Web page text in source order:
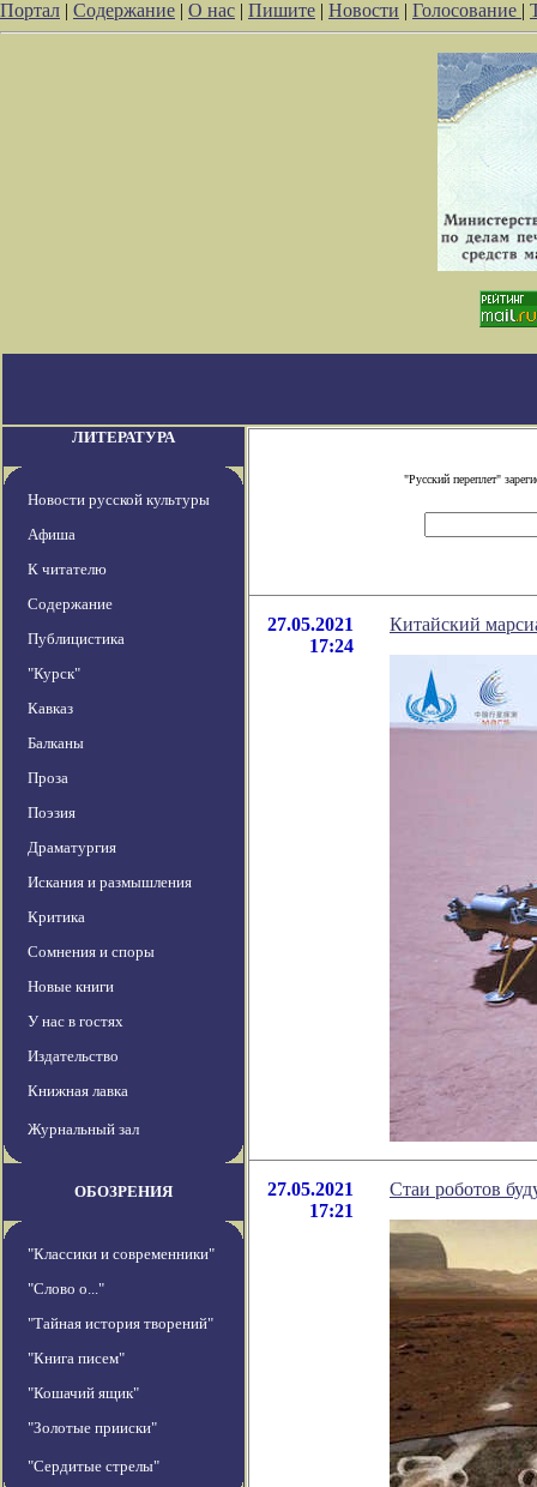
Портал | Содержание | О нас | Пишите | Новости | Голосование |
ЛИТЕРАТУРА
Новости русской культуры
Афиша
К читателю
Содержание
Публицистика
"Курск"
Кавказ
Балканы
Проза
Поэзия
Драматургия
Искания и размышления
Критика
Сомнения и споры
Новые книги
У нас в гостях
Издательство
Книжная лавка
Журнальный зал
ОБОЗРЕНИЯ
"Классики и современники"
"Слово о..."
"Тайная история творений"
"Книга писем"
"Кошачий ящик"
"Золотые прииски"
"Сердитые стрелы"
"Русский переплет"
27.05.2021
17:24
Китайский
27.05.2021
17:21
Стаи роботов